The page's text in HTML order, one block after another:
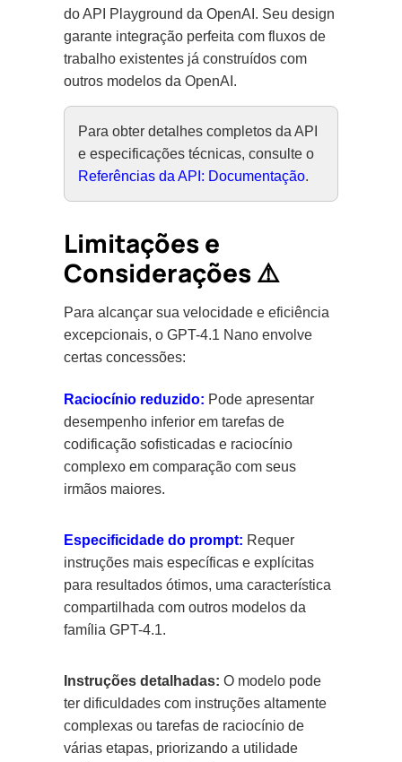
do API Playground da OpenAI. Seu design
garante integração perfeita com fluxos de
trabalho existentes já construídos com
outros modelos da OpenAI.
Para obter detalhes completos da API
e especificações técnicas, consulte o
Referências da API: Documentação.
Limitações e
Considerações ⚠️
Para alcançar sua velocidade e eficiência
excepcionais, o GPT-4.1 Nano envolve
certas concessões:
Raciocínio reduzido: Pode apresentar
desempenho inferior em tarefas de
codificação sofisticadas e raciocínio
complexo em comparação com seus
irmãos maiores.
Especificidade do prompt: Requer
instruções mais específicas e explícitas
para resultados ótimos, uma característica
compartilhada com outros modelos da
família GPT-4.1.
Instruções detalhadas: O modelo pode
ter dificuldades com instruções altamente
complexas ou tarefas de raciocínio de
várias etapas, priorizando a utilidade